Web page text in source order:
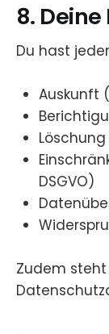
8.
Du hast
Auskunft
Löschung
DSGVO)
Zudem